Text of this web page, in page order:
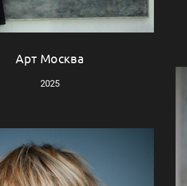
Арт Москва
2025